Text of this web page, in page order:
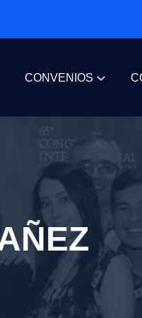
CONVENIOS